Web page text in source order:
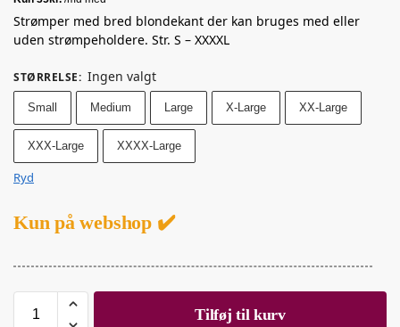
Strømper med bred blondekant der kan bruges med eller
uden strømpeholdere. Str. S – XXXXL
STØRRELSE: Ingen valgt
Small Medium Large X-Large XX-Large
XXX-Large XXXX-Large
Ryd
Kun på webshop ✔️
Tilføj til kurv